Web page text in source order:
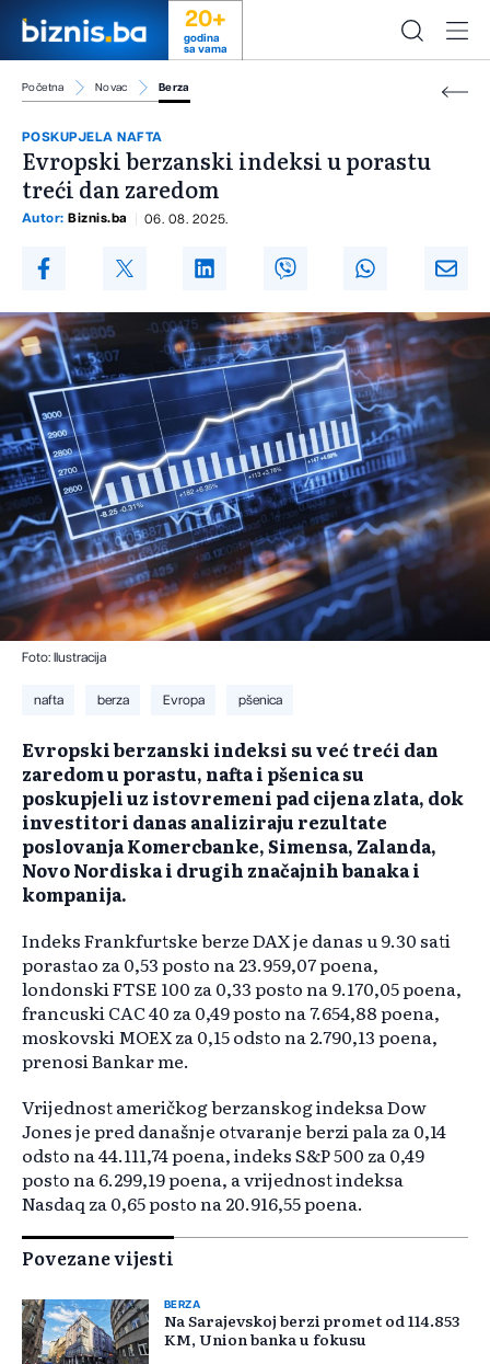
20+
godina
sa vama
Početna Novac Berza
POSKUPJELA NAFTA
Evropski berzanski indeksi u porastu
treći dan zaredom
Autor: Biznis.ba 06. 08. 2025.
Foto: Ilustracija
nafta berza Evropa pšenica
Evropski berzanski indeksi su već treći dan
zaredom u porastu, nafta i pšenica su
poskupjeli uz istovremeni pad cijena zlata, dok
investitori danas analiziraju rezultate
poslovanja Komercbanke, Simensa, Zalanda,
Novo Nordiska i drugih značajnih banaka i
kompanija.
Indeks Frankfurtske berze DAX je danas u 9.30 sati
porastao za 0,53 posto na 23.959,07 poena,
londonski FTSE 100 za 0,33 posto na 9.170,05 poena,
francuski CAC 40 za 0,49 posto na 7.654,88 poena,
moskovski MOEX za 0,15 odsto na 2.790,13 poena,
prenosi Bankar me.
Vrijednost američkog berzanskog indeksa Dow
Jones je pred današnje otvaranje berzi pala za 0,14
odsto na 44.111,74 poena, indeks S&P 500 za 0,49
posto na 6.299,19 poena, a vrijednost indeksa
Nasdaq za 0,65 posto na 20.916,55 poena.
Povezane vijesti
BERZA
Na Sarajevskoj berzi promet od 114.853
KM, Union banka u fokusu